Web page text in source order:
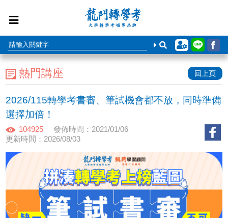
熱門講座 回上頁
2026/115轉學考書審、筆試機會都不放，同時準備
選擇加倍！
104925
發佈時間：2021/01/06
更新時間：2026/08/03